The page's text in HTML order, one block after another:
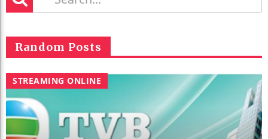
Random Posts
STREAMING ONLINE